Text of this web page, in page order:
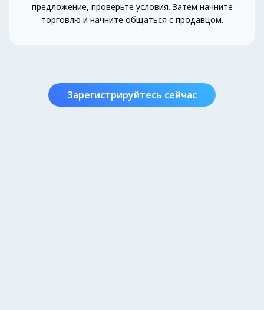
предложение, проверьте условия. Затем начните
торговлю и начните общаться с продавцом.
Зарегистрируйтесь сейчас